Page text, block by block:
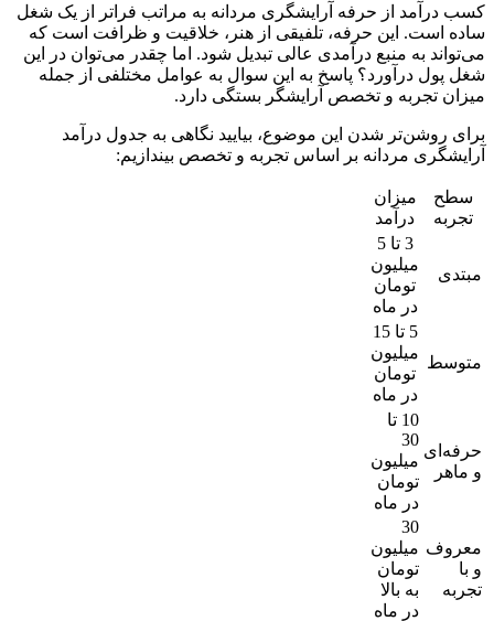
کسب درآمد از حرفه آرایشگری مردانه به مراتب فراتر از یک شغل
ساده است. این حرفه، تلفیقی از هنر، خلاقیت و ظرافت است که
می‌تواند به منبع درآمدی عالی تبدیل شود. اما چقدر می‌توان در این
شغل پول درآورد؟ پاسخ به این سوال به عوامل مختلفی از جمله
میزان تجربه و تخصص آرایشگر بستگی دارد.
برای روشن‌تر شدن این موضوع، بیایید نگاهی به جدول درآمد
آرایشگری مردانه بر اساس تجربه و تخصص بیندازیم:
سطح
تجربه
میزان
درآمد
مبتدی
3 تا 5
میلیون
تومان
در ماه
متوسط
5 تا 15
میلیون
تومان
در ماه
حرفه‌ای
و ماهر
10 تا
30
میلیون
تومان
در ماه
معروف
و با
تجربه
30
میلیون
تومان
به بالا
در ماه